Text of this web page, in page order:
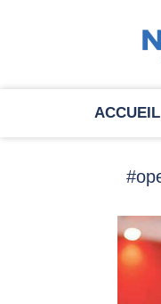
ACCUEIL